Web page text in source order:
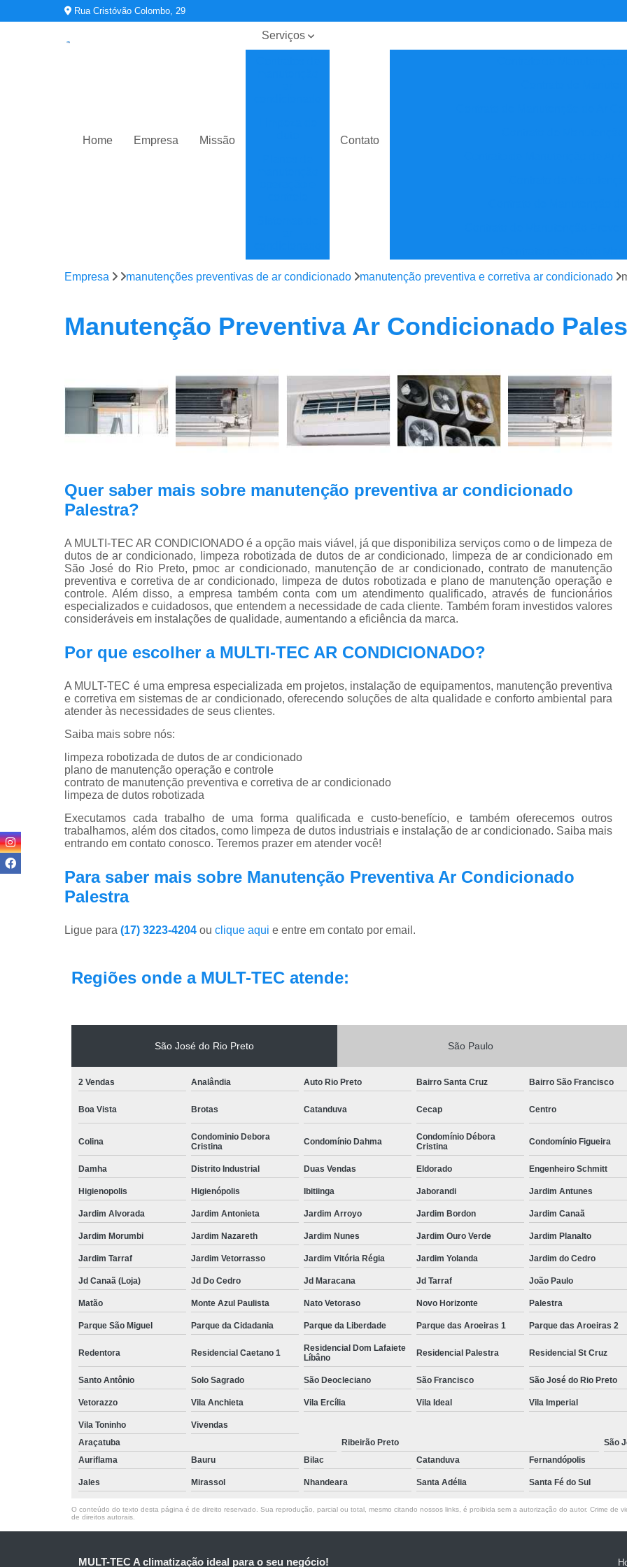
Rua Cristóvão Colombo, 29
Home Empresa Missão
Serviços
Sistemas de
climatização
Contato
Contrato Manutenção
Contrato Prestação de Serviços
Limpeza de
Limpeza de Dutos de Ar
Limpeza de Dutos de Ar Condicionado
Limpeza de Dutos e Coifas
Limpeza de
Plano de Manutenção de Ar Condicionado
Plano de Manutenção
Plano Manutenção Ar
Pmoc Ar Condicionado Central
Pmoc Ar Condicionado Vila
Pmoc para Ar Condicionado
Pmoc
Pmoc Plano de Manutenção
Retrofit de Sistema de Ar
Sistema Ar Condicionado São José do Rio
Sistema de Ar Condicionado
Sistema de Climatização Automatizado
Sistema de Climatização Hospitalar
Empresa manutenções preventivas de ar condicionado manutenção preventiva e corretiva ar condicionado
Manutenção Preventiva Ar Condicionado
Quer saber mais sobre manutenção preventiva ar condicionado
Palestra?
A MULTI-TEC AR CONDICIONADO é a opção mais viável, já que disponibiliza serviços como o de limpeza de
dutos de ar condicionado, limpeza robotizada de dutos de ar condicionado, limpeza de ar condicionado em
São José do Rio Preto, pmoc ar condicionado, manutenção de ar condicionado, contrato de manutenção
preventiva e corretiva de ar condicionado, limpeza de dutos robotizada e plano de manutenção operação e
controle. Além disso, a empresa também conta com um atendimento qualificado, através de funcionários
especializados e cuidadosos, que entendem a necessidade de cada cliente. Também foram investidos valores
consideráveis em instalações de qualidade, aumentando a eficiência da marca.
Por que escolher a MULTI-TEC AR CONDICIONADO?
A MULT-TEC é uma empresa especializada em projetos, instalação de equipamentos, manutenção preventiva
e corretiva em sistemas de ar condicionado, oferecendo soluções de alta qualidade e conforto ambiental para
atender às necessidades de seus clientes.
Saiba mais sobre nós:
limpeza robotizada de dutos de ar condicionado
plano de manutenção operação e controle
contrato de manutenção preventiva e corretiva de ar condicionado
limpeza de dutos robotizada
Executamos cada trabalho de uma forma qualificada e custo-benefício, e também oferecemos outros
trabalhamos, além dos citados, como limpeza de dutos industriais e instalação de ar condicionado. Saiba mais
entrando em contato conosco. Teremos prazer em atender você!
Para saber mais sobre Manutenção Preventiva Ar Condicionado
Palestra
Ligue para (17) 3223-4204 ou clique aqui e entre em contato por email.
Regiões onde a MULT-TEC atende:
São José do Rio Preto São Paulo
2 Vendas Analândia Auto Rio Preto Bairro Santa Cruz Bairro São Francisco
Boa Vista Brotas Catanduva Cecap Centro
Colina
Condominio Debora
Cristina
Condomínio Dahma
Condomínio Débora
Cristina
Condomínio Figueira
Damha Distrito Industrial Duas Vendas Eldorado Engenheiro Schmitt
Higienopolis Higienópolis Ibitiinga Jaborandi Jardim Antunes
Jardim Alvorada Jardim Antonieta Jardim Arroyo Jardim Bordon Jardim Canaã
Jardim Morumbi Jardim Nazareth Jardim Nunes Jardim Ouro Verde Jardim Planalto
Jardim Tarraf Jardim Vetorrasso Jardim Vitória Régia Jardim Yolanda Jardim do Cedro
Jd Canaã (Loja) Jd Do Cedro Jd Maracana Jd Tarraf João Paulo
Matão Monte Azul Paulista Nato Vetoraso Novo Horizonte Palestra
Parque São Miguel Parque da Cidadania Parque da Liberdade Parque das Aroeiras 1 Parque das Aroeiras 2
Redentora Residencial Caetano 1
Residencial Dom Lafaiete
Líbâno
Residencial Palestra Residencial St Cruz
Santo Antônio Solo Sagrado São Deocleciano São Francisco São José do Rio Preto
Vetorazzo Vila Anchieta Vila Ercília Vila Ideal Vila Imperial
Vila Toninho
Vivendas
Araçatuba
Ribeirão Preto
São
Auriflama
Bauru Bilac Catanduva Fernandópolis
Jales Mirassol Nhandeara Santa Adélia Santa Fé do Sul
O conteúdo do texto desta página é de direito reservado. Sua reprodução, parcial ou total, mesmo citando nossos links, é proibida sem a autorização do autor. Crime de
de direitos autorais
MULT-TEC A climatização ideal para o seu negócio!